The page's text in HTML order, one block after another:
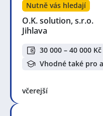
Nutně vás hledají
O.K. solution, s.r.o.
Jihlava
30 000 – 40 000 Kč
Vhodné také pro
včerejší